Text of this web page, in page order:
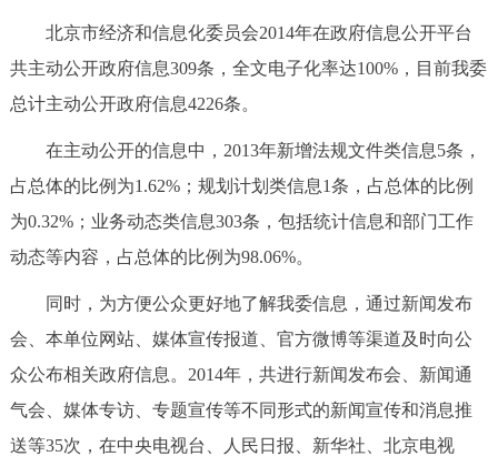
北京市经济和信息化委员会2014年在政府信息公开平台
共主动公开政府信息309条，全文电子化率达100%，目前我委
总计主动公开政府信息4226条。
在主动公开的信息中，2013年新增法规文件类信息5条，
占总体的比例为1.62%；规划计划类信息1条，占总体的比例
为0.32%；业务动态类信息303条，包括统计信息和部门工作
动态等内容，占总体的比例为98.06%。
同时，为方便公众更好地了解我委信息，通过新闻发布
会、本单位网站、媒体宣传报道、官方微博等渠道及时向公
众公布相关政府信息。2014年，共进行新闻发布会、新闻通
气会、媒体专访、专题宣传等不同形式的新闻宣传和消息推
送等35次，在中央电视台、人民日报、新华社、北京电视